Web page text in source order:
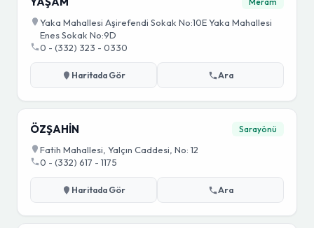
Yaka Mahallesi Aşirefendi Sokak No:10E Yaka Mahallesi
Enes Sokak No:9D
0 - (332) 323 - 0330
Haritada Gör Ara
ÖZŞAHİN Sarayönü
Fatih Mahallesi, Yalçın Caddesi, No: 12
0 - (332) 617 - 1175
Haritada Gör Ara